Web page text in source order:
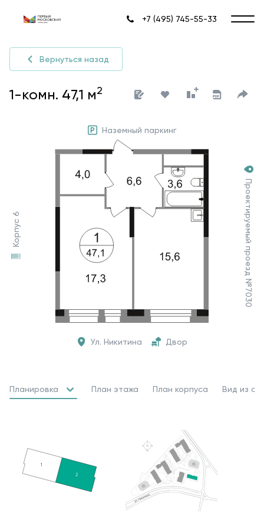
+7 (495) 745-55-33
Вернуться назад
1-комн. 47,1 м2
Корпус 6 Проектируемый проезд №7030
Ул. Никитина Двор
Наземный паркинг
Планировка План этажа План корпуса Вид из